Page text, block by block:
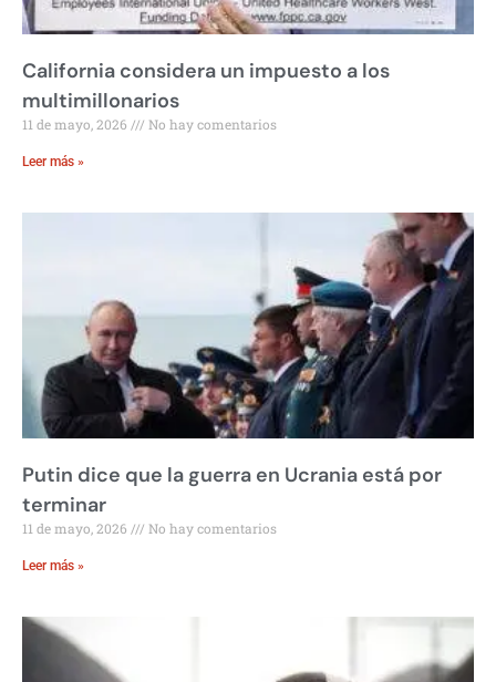
California considera un impuesto a los
multimillonarios
11 de mayo, 2026 No hay comentarios
Leer más »
Putin dice que la guerra en Ucrania está por
terminar
11 de mayo, 2026 No hay comentarios
Leer más »